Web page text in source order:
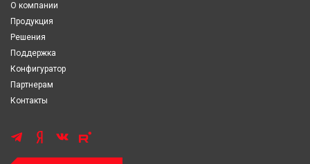
О компании
Продукция
Решения
Поддержка
Конфигуратор
Партнерам
Контакты